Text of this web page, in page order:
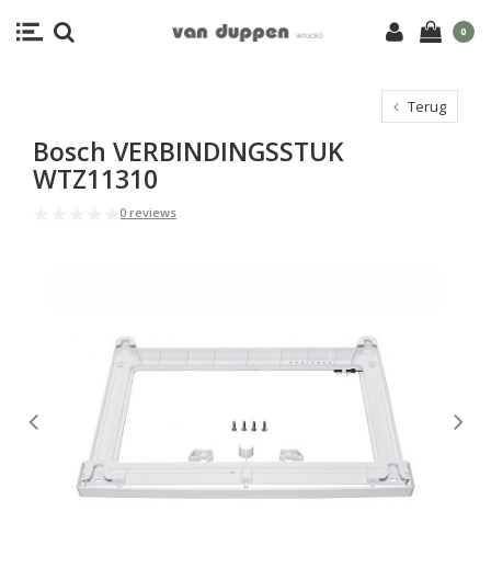
0
Terug
Bosch VERBINDINGSSTUK
WTZ11310
0 reviews